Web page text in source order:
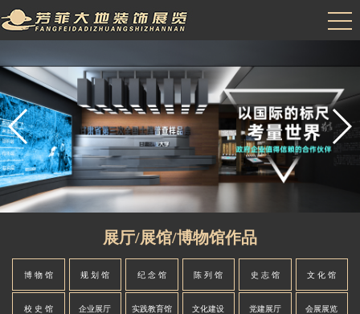
展厅/展馆/博物馆作品
博 物 馆 规 划 馆 纪 念 馆 陈 列 馆 史 志 馆 文 化 馆
校 史 馆 企业展厅 实践教育馆 文化建设 党建展厅 会展展览